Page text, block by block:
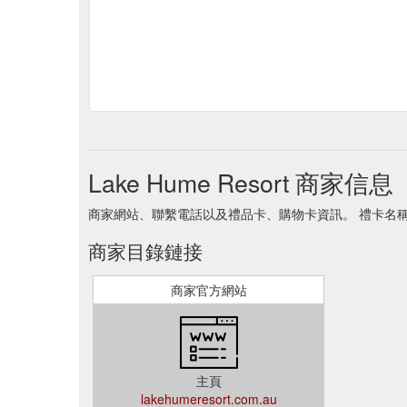
Lake Hume Resort 商家信息
商家網站、聯繫電話以及禮品卡、購物卡資訊。 禮卡名
商家目錄鏈接
商家官方網站
主頁
lakehumeresort.com.au